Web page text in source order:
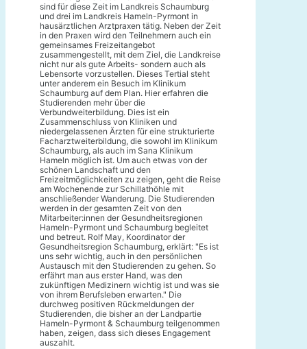
sind für diese Zeit im Landkreis Schaumburg
und drei im Landkreis Hameln-Pyrmont in
hausärztlichen Arztpraxen tätig. Neben der Zeit
in den Praxen wird den Teilnehmern auch ein
gemeinsames Freizeitangebot
zusammengestellt, mit dem Ziel, die Landkreise
nicht nur als gute Arbeits- sondern auch als
Lebensorte vorzustellen. Dieses Tertial steht
unter anderem ein Besuch im Klinikum
Schaumburg auf dem Plan. Hier erfahren die
Studierenden mehr über die
Verbundweiterbildung. Dies ist ein
Zusammenschluss von Kliniken und
niedergelassenen Ärzten für eine strukturierte
Facharztweiterbildung, die sowohl im Klinikum
Schaumburg, als auch im Sana Klinikum
Hameln möglich ist. Um auch etwas von der
schönen Landschaft und den
Freizeitmöglichkeiten zu zeigen, geht die Reise
am Wochenende zur Schillathöhle mit
anschließender Wanderung. Die Studierenden
werden in der gesamten Zeit von den
Mitarbeiter:innen der Gesundheitsregionen
Hameln-Pyrmont und Schaumburg begleitet
und betreut. Rolf May, Koordinator der
Gesundheitsregion Schaumburg, erklärt: "Es ist
uns sehr wichtig, auch in den persönlichen
Austausch mit den Studierenden zu gehen. So
erfährt man aus erster Hand, was den
zukünftigen Medizinern wichtig ist und was sie
von ihrem Berufsleben erwarten." Die
durchweg positiven Rückmeldungen der
Studierenden, die bisher an der Landpartie
Hameln-Pyrmont & Schaumburg teilgenommen
haben, zeigen, dass sich dieses Engagement
auszahlt.